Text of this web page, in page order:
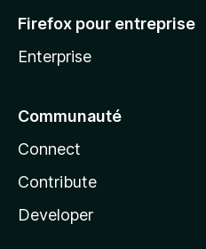
Firefox pour entreprise
Enterprise
Communauté
Connect
Contribute
Developer